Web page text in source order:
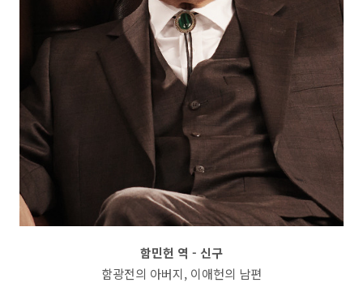
함민헌 역 - 신구
함광전의 아버지, 이애헌의 남편